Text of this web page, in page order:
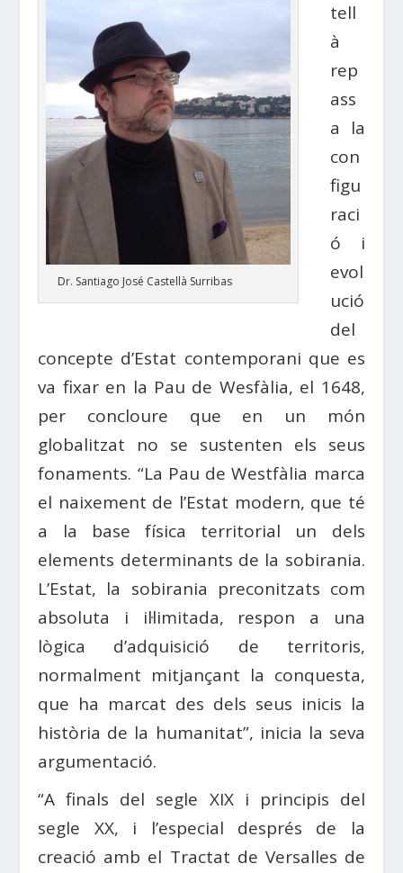
Dr. Santiago José Castellà Surribas
tell
à
rep
ass
a la
con
figu
raci
ó i
evol
ució
del
concepte d’Estat contemporani que es
va fixar en la Pau de Wesfàlia, el 1648,
per concloure que en un món
globalitzat no se sustenten els seus
fonaments. “La Pau de Westfàlia marca
el naixement de l’Estat modern, que té
a la base física territorial un dels
elements determinants de la sobirania.
L’Estat, la sobirania preconitzats com
absoluta i il·limitada, respon a una
lògica d’adquisició de territoris,
normalment mitjançant la conquesta,
que ha marcat des dels seus inicis la
història de la humanitat”, inicia la seva
argumentació.
“A finals del segle XIX i principis del
segle XX, i l’especial després de la
creació amb el Tractat de Versalles de